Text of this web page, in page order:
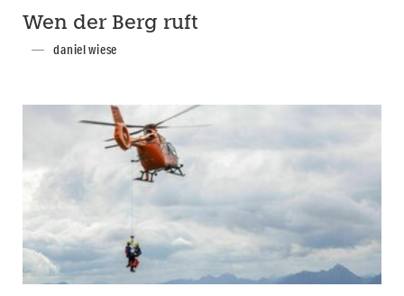
Wen der Berg ruft
daniel wiese